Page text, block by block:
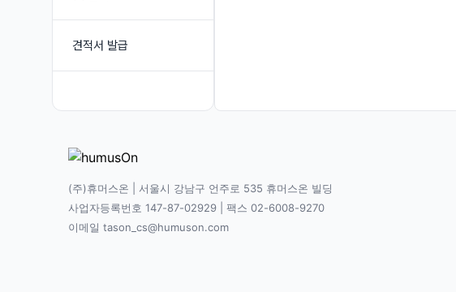
견적서 발급
(주)휴머스온 | 서울시 강남구 언주로 535 휴머스온 빌딩
사업자등록번호 147-87-02929 | 팩스 02-6008-9270
이메일 tason_cs@humuson.com